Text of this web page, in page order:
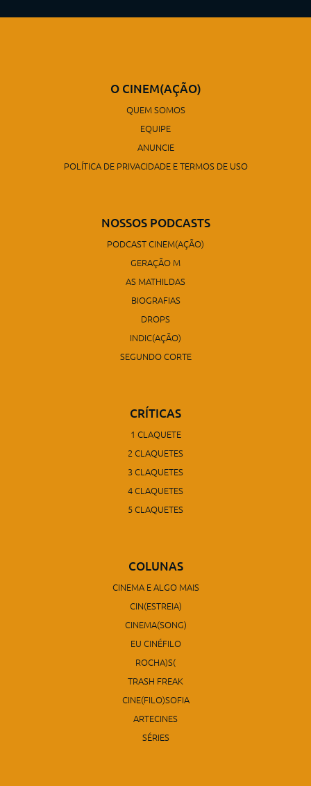
O CINEM(AÇÃO)
QUEM SOMOS
EQUIPE
ANUNCIE
POLÍTICA DE PRIVACIDADE E TERMOS DE USO
NOSSOS PODCASTS
PODCAST CINEM(AÇÃO)
GERAÇÃO M
AS MATHILDAS
BIOGRAFIAS
DROPS
INDIC(AÇÃO)
SEGUNDO CORTE
CRÍTICAS
1 CLAQUETE
2 CLAQUETES
3 CLAQUETES
4 CLAQUETES
5 CLAQUETES
COLUNAS
CINEMA E ALGO MAIS
CIN(ESTREIA)
CINEMA(SONG)
EU CINÉFILO
ROCHA)S(
TRASH FREAK
CINE(FILO)SOFIA
ARTECINES
SÉRIES